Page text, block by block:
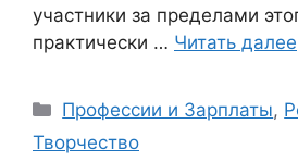
участники за пределами
практически … Читать далее
Рубрики
Профессии и Зарплаты,
Творчество